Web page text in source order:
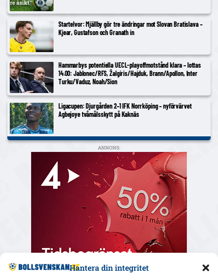
Hantera din integritet
Startelvor: Mjällby gör tre ändringar mot Slovan Bratislava –
Kjear, Gustafson och Granath in
Hammarbys potentiella UECL-playoffmotstånd klara – lottas
14.00: Jablonec/RFS, Žalgiris/Hajduk, Brann/Apollon, Inter
Turku/Vaduz, Noah/Sion
Ligacupen: Djurgården 2–1 IFK Norrköping – nyförvärvet
Agbejoye tvåmålsskytt på Kaknäs
ANNONS: